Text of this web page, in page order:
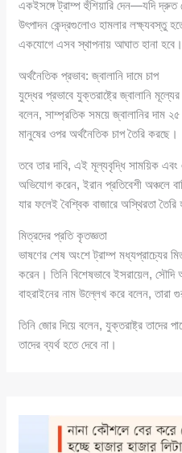
একইসঙ্গে ট্রাম্প হুঁশিয়ারি দেন—যদি
উৎপাদন কেন্দ্রগুলোও হামলার লক্ষ্যবস্তু
একযোগে এসব স্থাপনায় আঘাত হানা হবে।
অর্থনৈতিক প্রভাব: জ্বালানি দামে চাপ
যুদ্ধের প্রভাবে যুক্তরাষ্ট্রে জ্বালানি
বলেন, সাম্প্রতিক সময়ে জ্বালানির দাম ২৫
মানুষের ওপর অর্থনৈতিক চাপ তৈরি করছে।
তবে তার দাবি, এই মূল্যবৃদ্ধি সাময়িক
অভিযোগ করেন, ইরান প্রতিবেশী অঞ্চলে
যার ফলেই বৈশ্বিক বাজারে অস্থিরতা তৈরি
মিত্রদের প্রতি কৃতজ্ঞতা
ভাষণের শেষ অংশে ট্রাম্প মধ্যপ্রাচ্যের
করেন। তিনি বিশেষভাবে ইসরায়েল,
বাহরাইনের নাম উল্লেখ করে বলেন, তারা
তিনি জোর দিয়ে বলেন, যুক্তরাষ্ট্র তাদের
তাদের ব্যর্থ হতে দেবে না।